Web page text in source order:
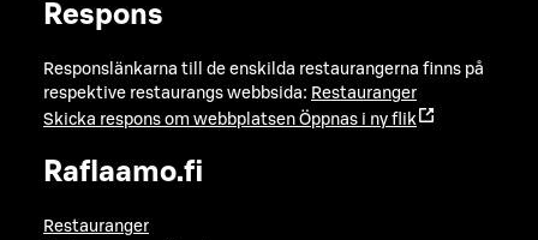
Respons
Responslänkarna till de enskilda restaurangerna finns på
respektive restaurangs webbsida: Restauranger
Skicka respons om webbplatsen Öppnas i ny flik
Raflaamo.fi
Restauranger